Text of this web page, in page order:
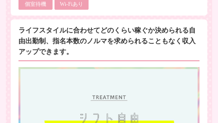
個室待機 Wi-Fiあり
ライフスタイルに合わせてどのくらい稼ぐか決められる自
由出勤制、指名本数のノルマを求められることもなく収入
アップできます。